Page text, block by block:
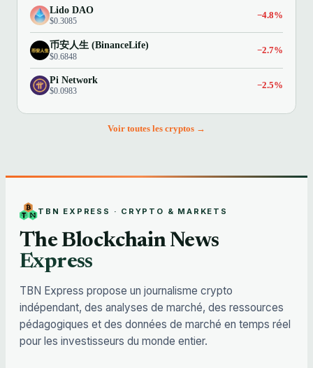
Lido DAO
$0.3085
−4.8%
币安人生 (BinanceLife)
$0.6848
−2.7%
Pi Network
$0.0983
−2.5%
Voir toutes les cryptos →
TBN EXPRESS · CRYPTO & MARKETS
The Blockchain News
Express
TBN Express propose un journalisme crypto
indépendant, des analyses de marché, des ressources
pédagogiques et des données de marché en temps réel
pour les investisseurs du monde entier.